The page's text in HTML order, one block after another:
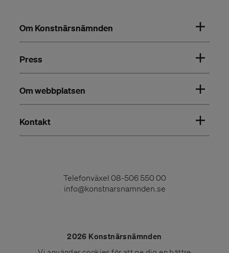
Om Konstnärsnämnden
Press
Om webbplatsen
Kontakt
Telefonväxel 08-506 550 00
info@konstnarsnamnden.se
2026 Konstnärsnämnden